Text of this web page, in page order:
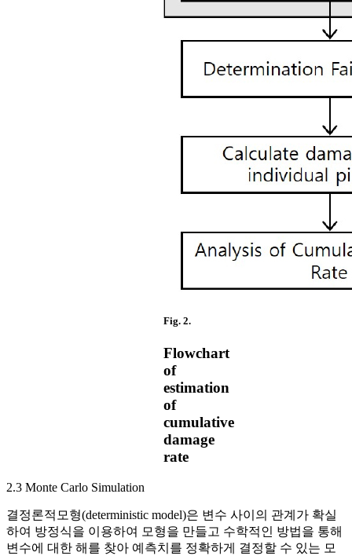
Fig. 2.
Flowchart
of
estimation
of
cumulative
damage
rate
2.3 Monte Carlo Simulation
결정론적모형(deterministic model)은 변수 사이의 관계가 확실
하여 방정식을 이용하여 모형을 만들고 수학적인 방법을 통해
변수에 대한 해를 찾아 예측치를 정확하게 결정할 수 있는 모